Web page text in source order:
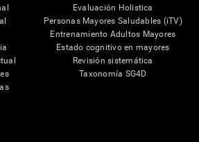
Evaluación Holistica
Personas Mayores Saludables (iTV)
Entrenamiento Adultos Mayores
Estado cognitivo en mayores
Revisión sistemática
Taxonomía SG4D